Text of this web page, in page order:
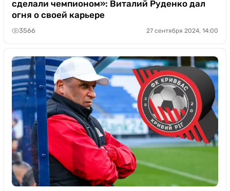
сделали чемпионом»: Виталий Руденко дал
огня о своей карьере
3566 27 сентября 2024, 14:00